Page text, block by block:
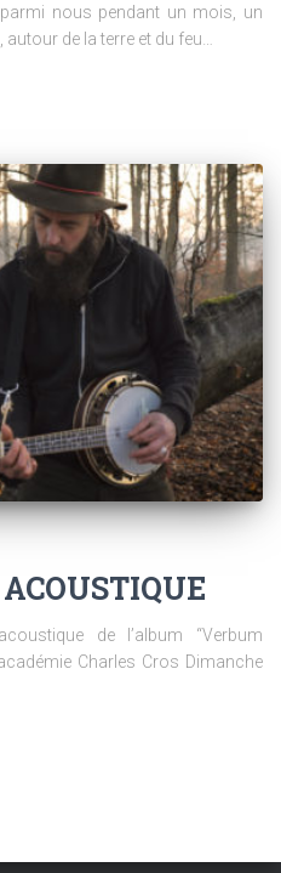
nous pendant un mois, un
de la terre et du feu…
de l’album “Verbum
Charles Cros Dimanche